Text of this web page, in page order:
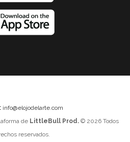
info@elojodelarte.com
de LittleBull Prod.© 2026 Todos
reservados.